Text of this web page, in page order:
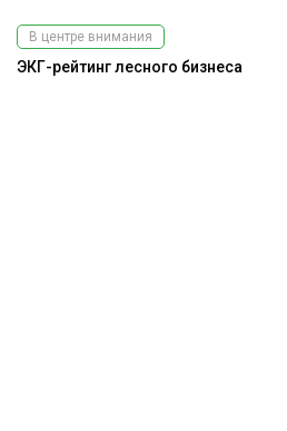
В центре внимания
ЭКГ-рейтинг лесного бизнеса